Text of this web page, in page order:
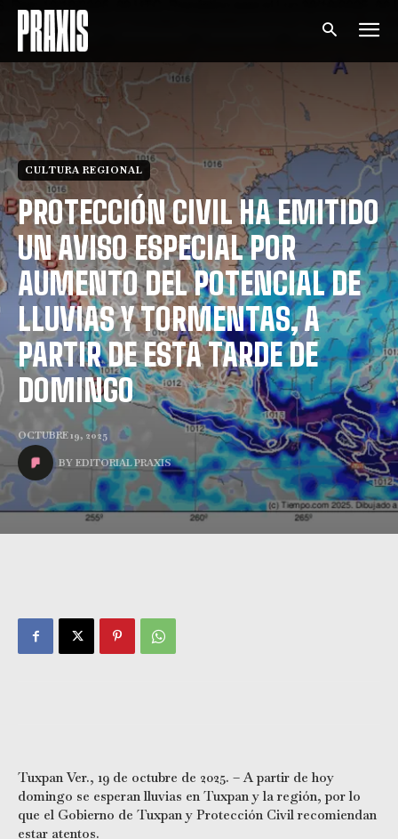
CULTURA REGIONAL
PROTECCIÓN CIVIL HA EMITIDO
UN AVISO ESPECIAL POR
AUMENTO DEL POTENCIAL DE
LLUVIAS Y TORMENTAS, A
PARTIR DE ESTA TARDE DE
DOMINGO
OCTUBRE 19, 2025
BY EDITORIAL PRAXIS
Tuxpan Ver., 19 de octubre de 2025. – A partir de hoy
domingo se esperan lluvias en Tuxpan y la región, por lo
que el Gobierno de Tuxpan y Protección Civil recomiendan
estar atentos.